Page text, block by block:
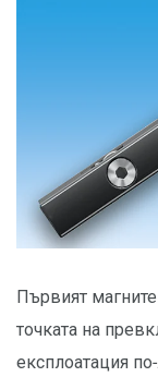
Първият
точката на
експлоатация